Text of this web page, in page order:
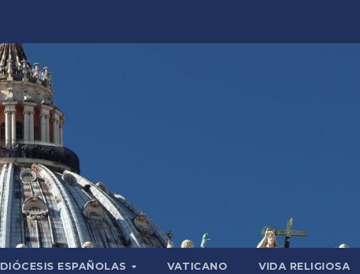
DIÓCESIS ESPAÑOLAS VATICANO VIDA RELIGIOSA